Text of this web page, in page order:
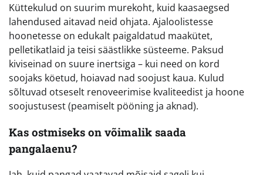
Küttekulud on suurim murekoht, kuid kaasaegsed
lahendused aitavad neid ohjata. Ajaloolistesse
hoonetesse on edukalt paigaldatud maakütet,
pelletikatlaid ja teisi säästlikke süsteeme. Paksud
kiviseinad on suure inertsiga – kui need on kord
soojaks köetud, hoiavad nad soojust kaua. Kulud
sõltuvad otseselt renoveerimise kvaliteedist ja hoone
soojustusest (peamiselt pööning ja aknad).
Kas ostmiseks on võimalik saada
pangalaenu?